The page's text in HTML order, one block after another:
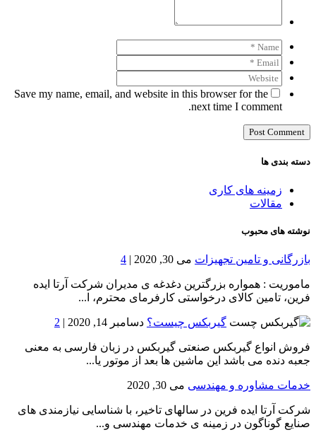
Save my name, email, and website in this browser for the
next time I comment.
دسته بندی ها
زمینه های کاری
مقالات
نوشته های محبوب
بازرگانی و تامین تجهیزات می 30, 2020 | 4
ماموریت : همواره بزرگترین دغدغه ی مدیران شرکت آرتا ایده
فرین، تامین کالای درخواستی کارفرمای محترم، ا...
گیربکس چیست؟ دسامبر 14, 2020 | 2
فروش انواع گیربکس صنعتی گیربکس در زبان فارسی به معنی
جعبه دنده می باشد این ماشین ها بعد از موتور یا...
خدمات مشاوره و مهندسی می 30, 2020
شرکت آرتا ایده فرین در سالهای تاخیر، با شناسایی نیازمندی های
صنایع گوناگون در زمینه ی خدمات مهندسی و...